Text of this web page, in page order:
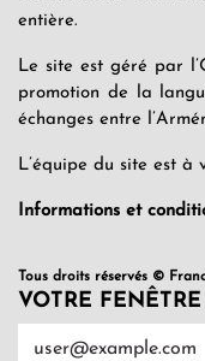
entière.
Le site est géré par
promotion de la
échanges entre
L’équipe du site est à
Informations et
Tous droits réservés ©
VOTRE